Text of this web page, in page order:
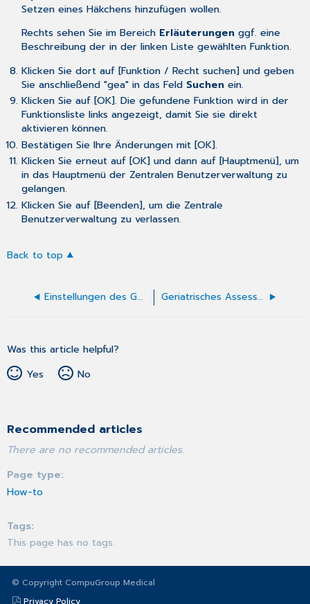
Setzen eines Häkchens hinzufügen wollen.
Rechts sehen Sie im Bereich Erläuterungenggf. eine
Beschreibung der in der linken Liste gewählten Funktion.
Klicken Sie dort auf [Funktion / Recht suchen] und geben
Sie anschließend "gea" in das Feld Suchenein.
Klicken Sie auf [OK]. Die gefundene Funktion wird in der
Funktionsliste links angezeigt, damit Sie sie direkt
aktivieren können.
Bestätigen Sie Ihre Änderungen mit [OK].
Klicken Sie erneut auf [OK] und dann auf [Hauptmenü], um
in das Hauptmenü der Zentralen Benutzerverwaltung zu
gelangen.
Klicken Sie auf [Beenden], um die Zentrale
Benutzerverwaltung zu verlassen.
Back to top
Einstellungen des Geriatrischen Assessments Geriatrisches Assessment
Was this article helpful?
Yes
No
Recommended articles
There are no recommended articles.
Page type
How-to
Tags
This page has no tags.
© Copyright CompuGroup Medical
Privacy Policy